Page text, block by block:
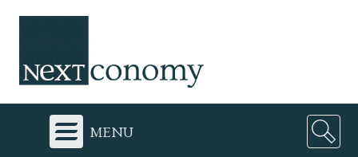
menu